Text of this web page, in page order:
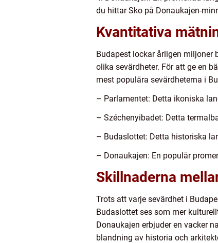
du hittar Sko på Donaukajen-
Kvantitativa
Budapest lockar årligen miljoner
olika sevärdheter. För att ge en
mest populära sevärdheterna i
– Parlamentet: Detta ikoniska
– Széchenyibadet: Detta
– Budaslottet: Detta historiska
– Donaukajen: En populär
Skillnaderna
Trots att varje sevärdhet i
Budaslottet ses som mer
Donaukajen erbjuder en vacker
blandning av historia och